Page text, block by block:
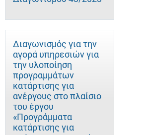
Διαγωνισμός για την
αγορά υπηρεσιών για
την υλοποίηση
προγραμμάτων
κατάρτισης για
ανέργους στο πλαίσιο
του έργου
«Προγράμματα
κατάρτισης για